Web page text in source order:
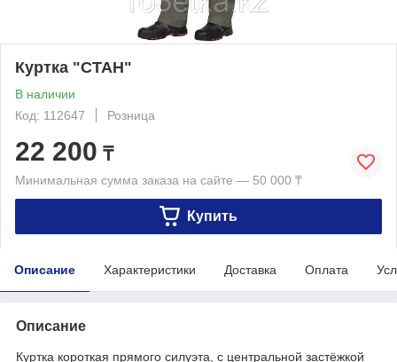
Куртка "СТАН"
В наличии
Код: 112647
Розница
22 200 ₸
Минимальная сумма заказа на сайте — 50 000 ₸
Купить
Описание Характеристики Доставка Оплата
Описание
Куртка короткая прямого силуэта, с центральной застёжкой